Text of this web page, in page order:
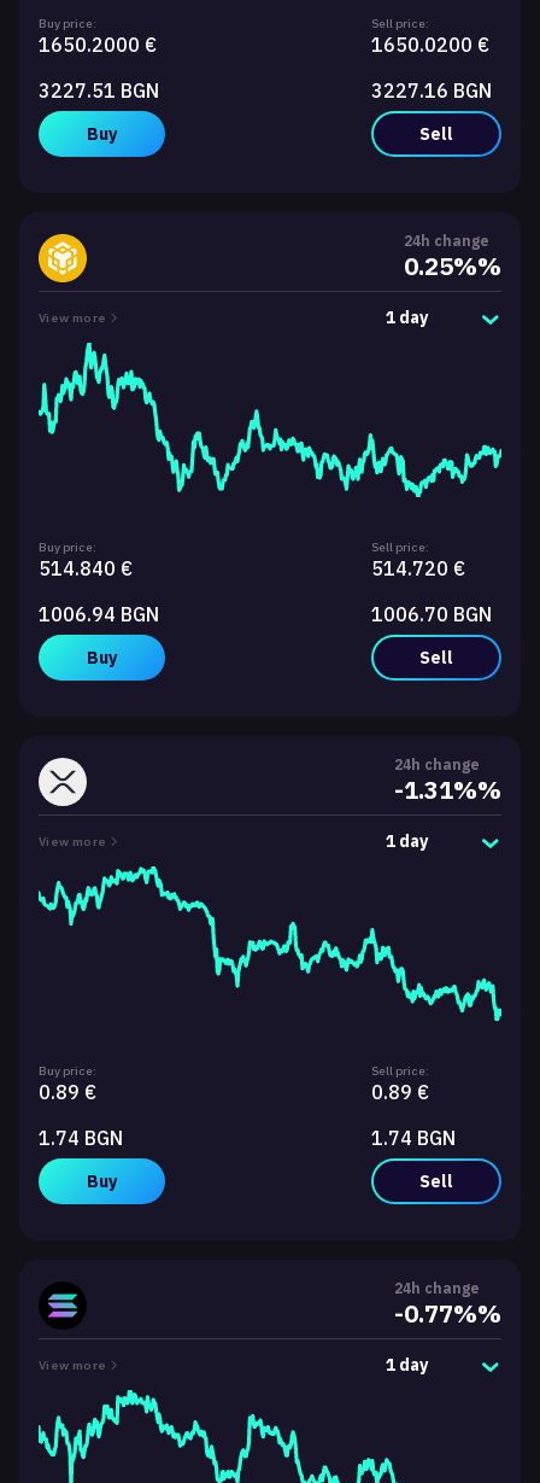
Buy price:
1650.2000 €
3227.51 BGN
Buy
Sell price:
1650.0200 €
3227.16 BGN
Sell
24h change
0.25%%
View more 1 day
Buy price:
514.840 €
1006.94 BGN
Buy
Sell price:
514.720 €
1006.70 BGN
Sell
24h change
-1.31%%
View more 1 day
Buy price:
0.89 €
1.74 BGN
Buy
Sell price:
0.89 €
1.74 BGN
Sell
24h change
-0.77%%
View more 1 day